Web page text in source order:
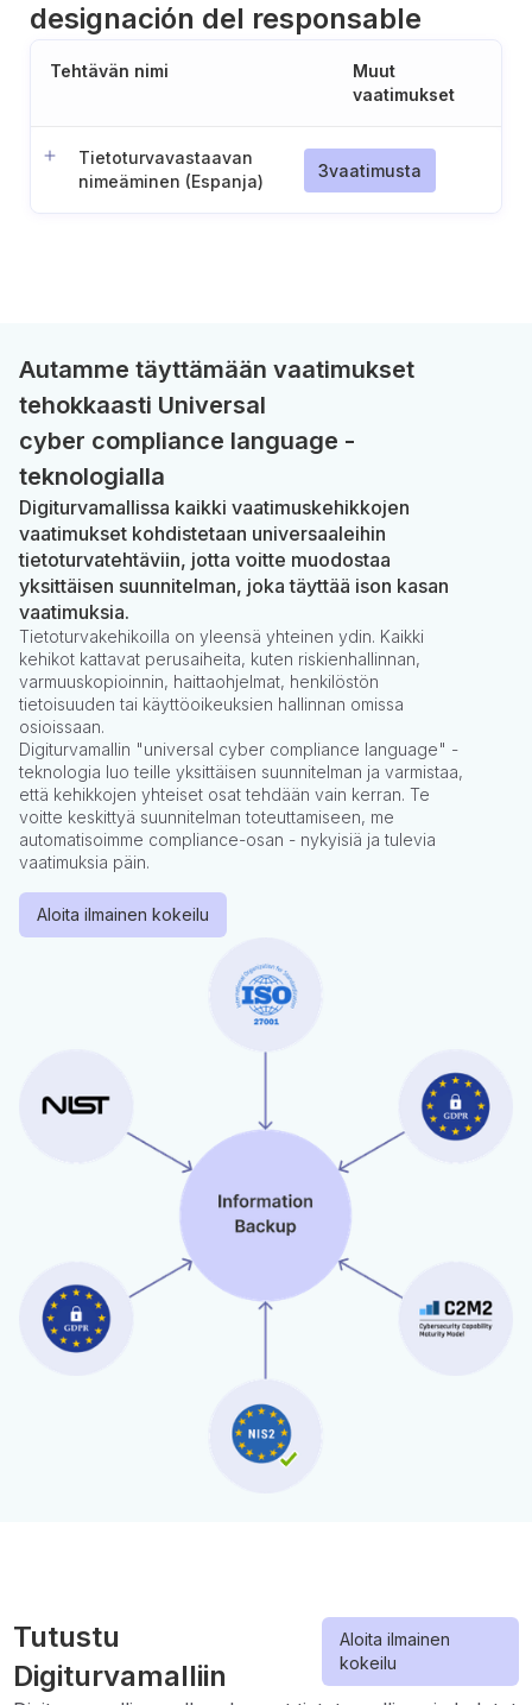
designación del responsable
Tehtävän nimi
Muut
vaatimukset
Tietoturvavastaavan
nimeäminen (Espanja)
3vaatimusta
Autamme täyttämään vaatimukset
tehokkaasti Universal
cyber compliance language -
teknologialla
Digiturvamallissa kaikki vaatimuskehikkojen
vaatimukset kohdistetaan universaaleihin
tietoturvatehtäviin, jotta voitte muodostaa
yksittäisen suunnitelman, joka täyttää ison kasan
vaatimuksia.
Tietoturvakehikoilla on yleensä yhteinen ydin. Kaikki
kehikot kattavat perusaiheita, kuten riskienhallinnan,
varmuuskopioinnin, haittaohjelmat, henkilöstön
tietoisuuden tai käyttöoikeuksien hallinnan omissa
osioissaan.
Digiturvamallin "universal cyber compliance language" -
teknologia luo teille yksittäisen suunnitelman ja varmistaa,
että kehikkojen yhteiset osat tehdään vain kerran. Te
voitte keskittyä suunnitelman toteuttamiseen, me
automatisoimme compliance-osan - nykyisiä ja tulevia
vaatimuksia päin.
Aloita ilmainen kokeilu
Tutustu
Digiturvamalliin
Aloita ilmainen
kokeilu